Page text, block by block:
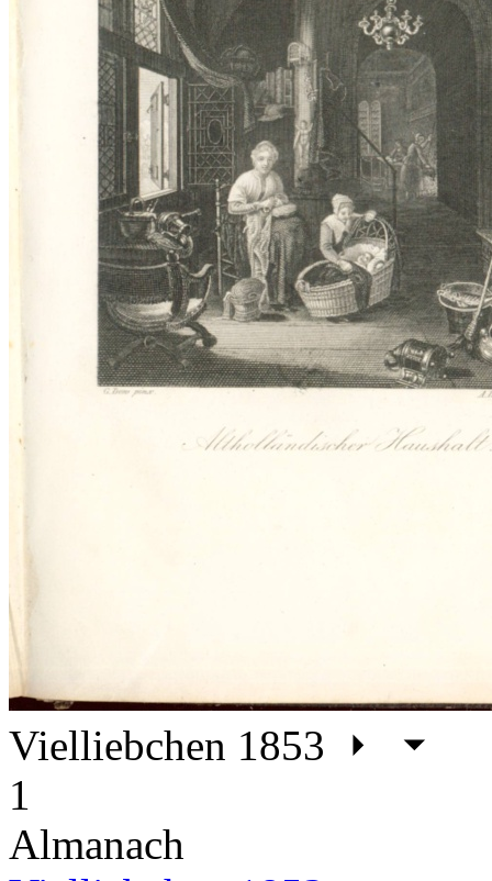
Vielliebchen 1853
1
Almanach